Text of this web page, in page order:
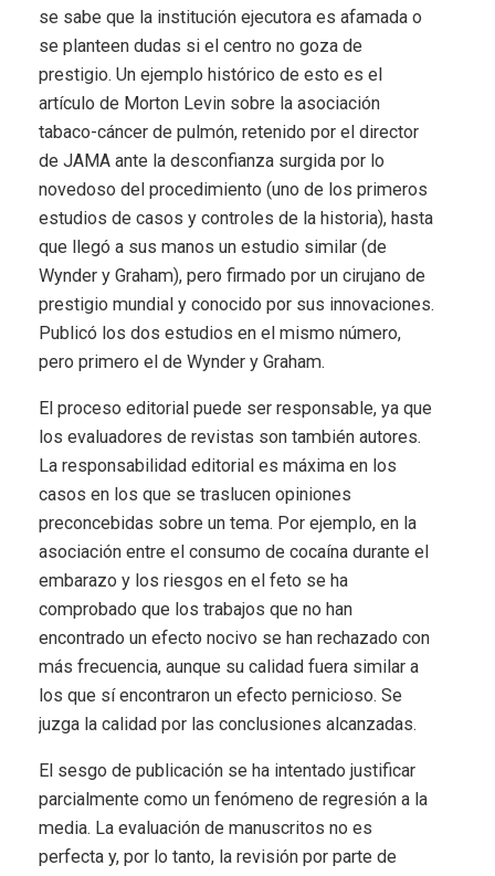
se sabe que la institución ejecutora es afamada o
se planteen dudas si el centro no goza de
prestigio. Un ejemplo histórico de esto es el
artículo de Morton Levin sobre la asociación
tabaco-cáncer de pulmón, retenido por el director
de JAMA ante la desconfianza surgida por lo
novedoso del procedimiento (uno de los primeros
estudios de casos y controles de la historia), hasta
que llegó a sus manos un estudio similar (de
Wynder y Graham), pero firmado por un cirujano de
prestigio mundial y conocido por sus innovaciones.
Publicó los dos estudios en el mismo número,
pero primero el de Wynder y Graham.
El proceso editorial puede ser responsable, ya que
los evaluadores de revistas son también autores.
La responsabilidad editorial es máxima en los
casos en los que se traslucen opiniones
preconcebidas sobre un tema. Por ejemplo, en la
asociación entre el consumo de cocaína durante el
embarazo y los riesgos en el feto se ha
comprobado que los trabajos que no han
encontrado un efecto nocivo se han rechazado con
más frecuencia, aunque su calidad fuera similar a
los que sí encontraron un efecto pernicioso. Se
juzga la calidad por las conclusiones alcanzadas.
El sesgo de publicación se ha intentado justificar
parcialmente como un fenómeno de regresión a la
media. La evaluación de manuscritos no es
perfecta y, por lo tanto, la revisión por parte de